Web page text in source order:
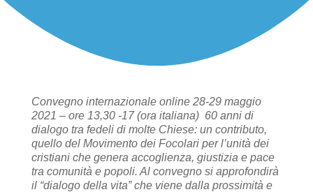
Convegno internazionale online 28-29 maggio
2021 – ore 13,30 -17 (ora italiana) 60 anni di
dialogo tra fedeli di molte Chiese: un contributo,
quello del Movimento dei Focolari per l’unità dei
cristiani che genera accoglienza, giustizia e pace
tra comunità e popoli. Al convegno si approfondirà
il “dialogo della vita” che viene dalla prossimità e